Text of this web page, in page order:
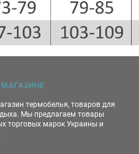
термобелья, товаров для
Мы предлагаем товары
торговых марок Украины и